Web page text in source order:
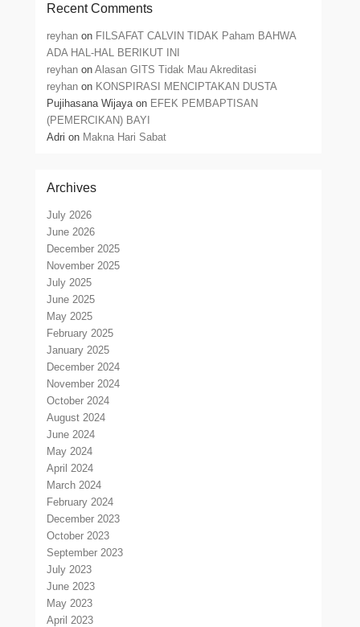
Recent Comments
reyhan on FILSAFAT CALVIN TIDAK Paham BAHWA
ADA HAL-HAL BERIKUT INI
reyhan onAlasan GITS Tidak Mau Akreditasi
reyhan on KONSPIRASI MENCIPTAKAN DUSTA
Pujihasana Wijayaon EFEK PEMBAPTISAN
(PEMERCIKAN) BAYI
Adri on Makna Hari Sabat
Archives
July 2026
June 2026
December 2025
November 2025
July 2025
June 2025
May 2025
February 2025
January 2025
December 2024
November 2024
October 2024
August 2024
June 2024
May 2024
April 2024
March 2024
February 2024
December 2023
October 2023
September 2023
July 2023
June 2023
May 2023
April 2023